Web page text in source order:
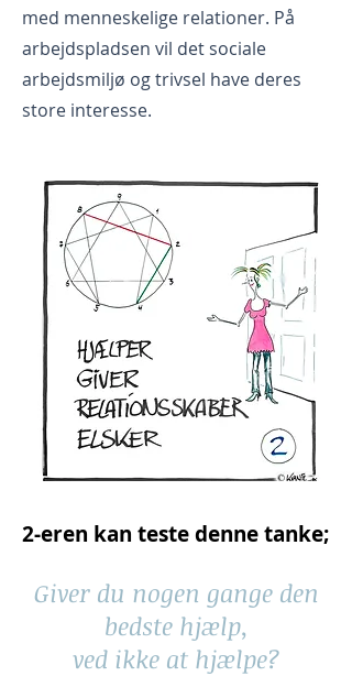
med menneskelige relationer. På
arbejdspladsen vil det sociale
arbejdsmiljø og trivsel have deres
store interesse.
2-eren kan teste denne tanke;
Giver du nogen gange den
bedste hjælp,
ved ikke at hjælpe?